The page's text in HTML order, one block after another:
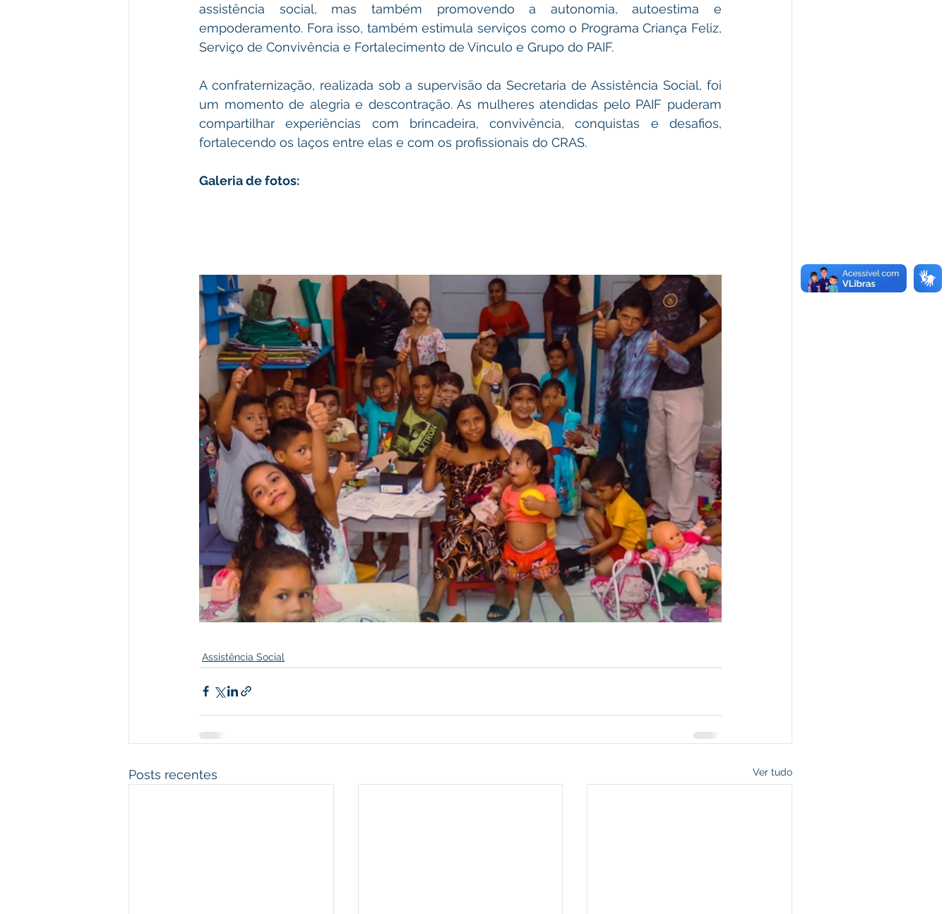
assistência social, mas também promovendo a autonomia, autoestima e
empoderamento. Fora isso, também estimula serviços como o Programa Criança Feliz,
Serviço de Convivência e Fortalecimento de Vínculo e Grupo do PAIF.
A confraternização, realizada sob a supervisão da Secretaria de Assistência Social, foi
um momento de alegria e descontração. As mulheres atendidas pelo PAIF puderam
compartilhar experiências com brincadeira, convivência, conquistas e desafios,
fortalecendo os laços entre elas e com os profissionais do CRAS.
Galeria de fotos:
Assistência Social
Posts recentes Ver tudo